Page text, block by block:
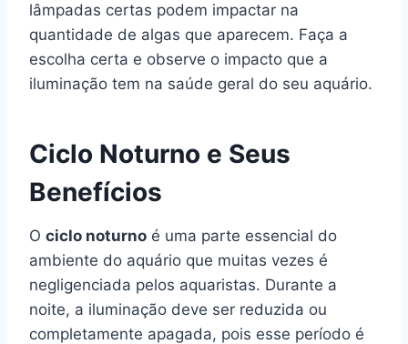
lâmpadas certas podem impactar na
quantidade de algas que aparecem. Faça a
escolha certa e observe o impacto que a
iluminação tem na saúde geral do seu aquário.
Ciclo Noturno e Seus
Benefícios
O ciclo noturno é uma parte essencial do
ambiente do aquário que muitas vezes é
negligenciada pelos aquaristas. Durante a
noite, a iluminação deve ser reduzida ou
completamente apagada, pois esse período é